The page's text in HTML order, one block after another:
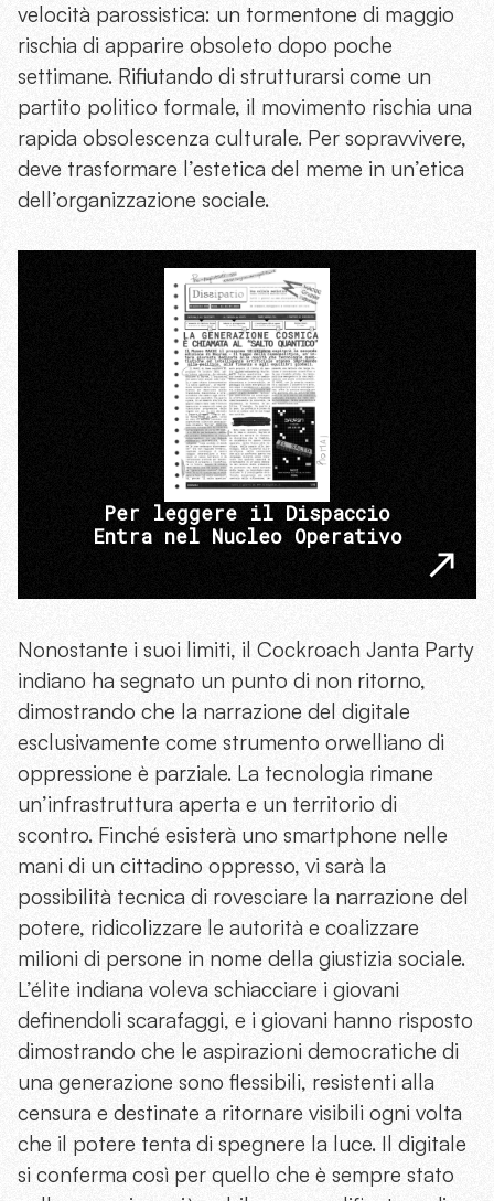
velocità parossistica: un tormentone di maggio
rischia di apparire obsoleto dopo poche
settimane. Rifiutando di strutturarsi come un
partito politico formale, il movimento rischia una
rapida obsolescenza culturale. Per sopravvivere,
deve trasformare l’estetica del meme in un’etica
dell’organizzazione sociale.
Per leggere il Dispaccio
Entra nel Nucleo Operativo
Nonostante i suoi limiti, il Cockroach Janta Party
indiano ha segnato un punto di non ritorno,
dimostrando che la narrazione del digitale
esclusivamente come strumento orwelliano di
oppressione è parziale. La tecnologia rimane
un’infrastruttura aperta e un territorio di
scontro. Finché esisterà uno smartphone nelle
mani di un cittadino oppresso, vi sarà la
possibilità tecnica di rovesciare la narrazione del
potere, ridicolizzare le autorità e coalizzare
milioni di persone in nome della giustizia sociale.
L’élite indiana voleva schiacciare i giovani
definendoli scarafaggi, e i giovani hanno risposto
dimostrando che le aspirazioni democratiche di
una generazione sono flessibili, resistenti alla
censura e destinate a ritornare visibili ogni volta
che il potere tenta di spegnere la luce. Il digitale
si conferma così per quello che è sempre stato